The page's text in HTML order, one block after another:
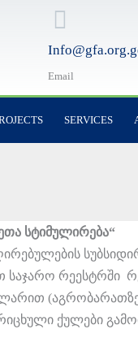
Email
SERVICES
სტიმულირება“
საჯარო
ლარით
ქულები